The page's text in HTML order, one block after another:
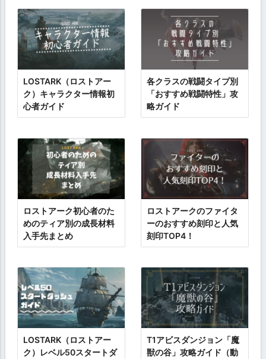
LOSTARK（ロストアー
ク）キャラクター情報初
心者ガイド
各クラスの戦闘タイプ別
「おすすめ戦闘特性」攻
略ガイド
ロストアーク初心者のた
めのティア別の成長材料
入手先まとめ
ロストアークのファイタ
ーのおすすめ刻印と人気
刻印TOP4！
LOSTARK（ロストアー
ク）レベル50スタートダ
T1アビスダンジョン「魔
獣の谷」攻略ガイド（動